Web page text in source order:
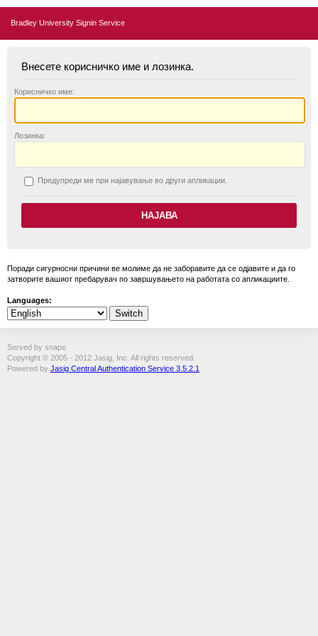
Bradley University Signin Service
Внесете корисничко име и лозинка.
Корисничко име:
Лозинка:
Предупреди ме при најавување во други апликации.
Поради сигурносни причини ве молиме да не заборавите да се одјавите и да го
затворите вашиот пребарувач по завршувањето на работата со апликациите.
Languages:
Served by snape
Copyright © 2005 - 2012 Jasig, Inc. All rights reserved.
Powered by Jasig Central Authentication Service 3.5.2.1